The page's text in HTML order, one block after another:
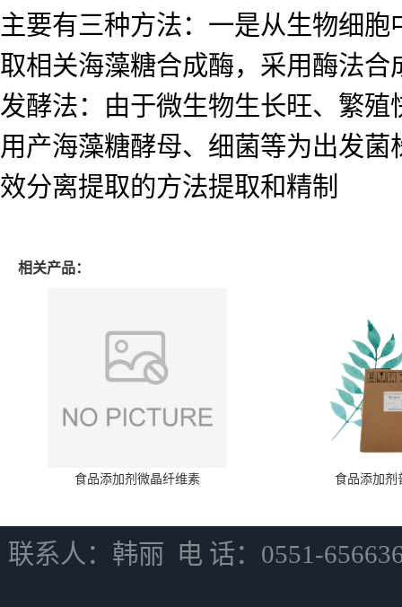
主要有三种方法：一是从生物细
取相关海藻糖合成酶，采用酶法合
发酵法：由于微生物生长旺、繁
用产海藻糖酵母、细菌等为出发
效分离提取的方法提取和精制
相关产品：
食品添加剂微晶纤维素 食品添加剂
联系人：韩丽 电 话：0551-